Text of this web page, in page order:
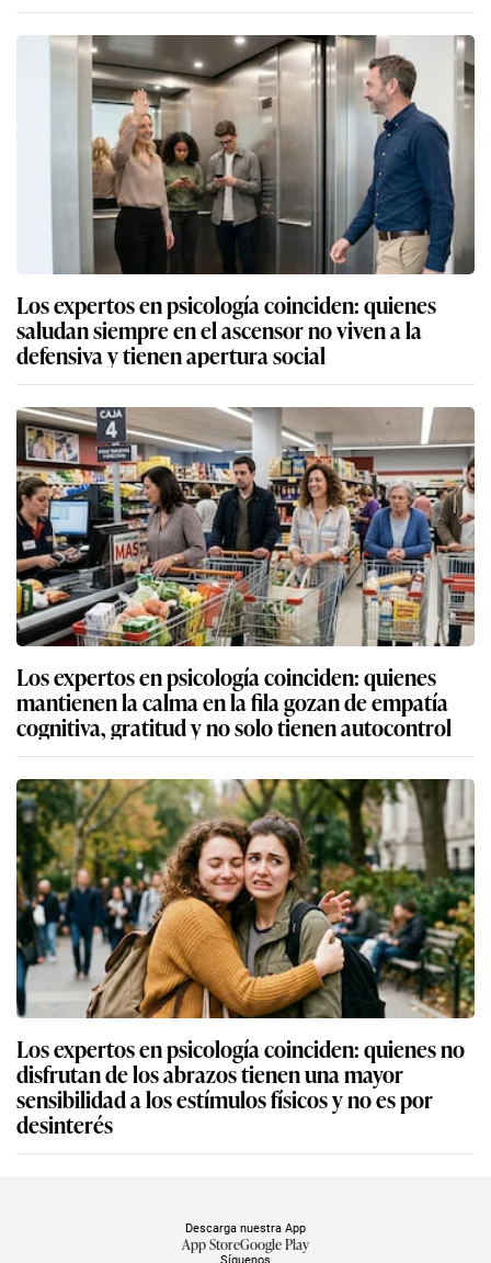
Los expertos en psicología coinciden: quienes
saludan siempre en el ascensor no viven a la
defensiva y tienen apertura social
Los expertos en psicología coinciden: quienes
mantienen la calma en la fila gozan de empatía
cognitiva, gratitud y no solo tienen autocontrol
Los expertos en psicología coinciden: quienes no
disfrutan de los abrazos tienen una mayor
sensibilidad a los estímulos físicos y no es por
desinterés
Síguenos
Descarga nuestra App
App StoreGoogle Play